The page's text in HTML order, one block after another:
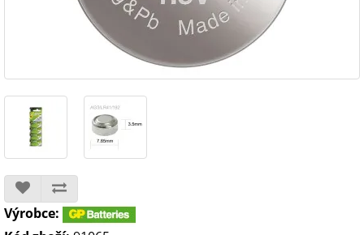
Výrobce: